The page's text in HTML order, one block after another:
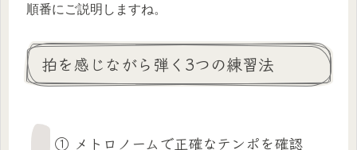
順番にご説明しますね。
拍を感じながら弾く3つの練習法
① メトロノームで正確なテンポを確認